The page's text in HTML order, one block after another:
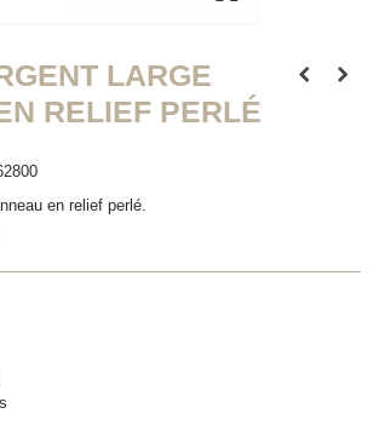
LARGE
RELIEF PERLÉ
en relief perlé.